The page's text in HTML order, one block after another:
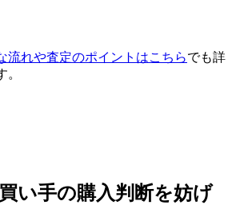
流れや査定のポイントはこちらでも詳
い手の購入判断を妨げ